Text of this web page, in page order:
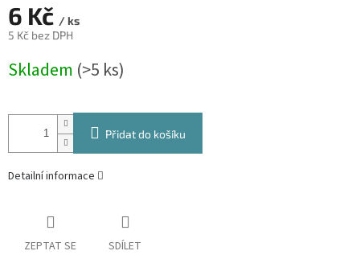
6 Kč / ks
5 Kč bez DPH
cena:
Skladem (>5 ks)
Přidat do košíku
Detailní informace
ZEPTAT SE SDÍLET